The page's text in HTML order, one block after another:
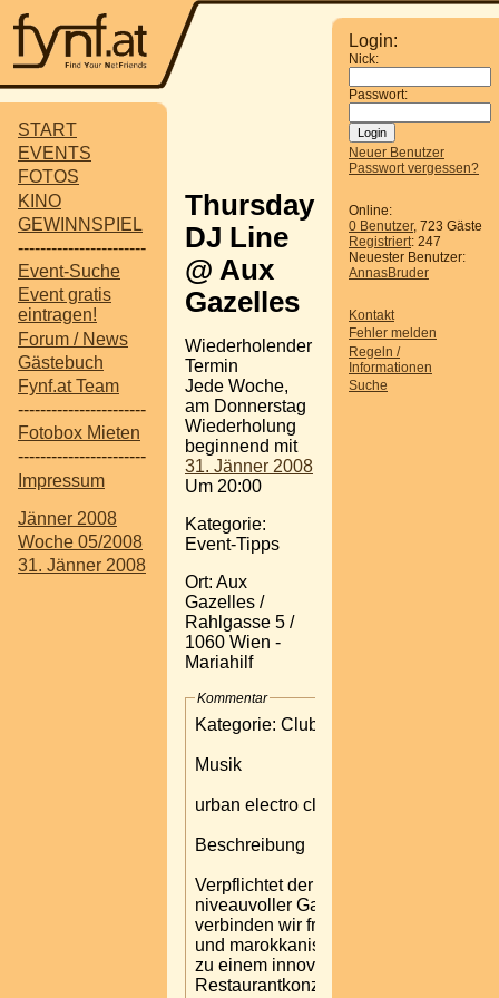
START
EVENTS
FOTOS
KINO
GEWINNSPIEL
-----------------------
Event-Suche
Event gratis
eintragen!
Forum / News
Gästebuch
Fynf.at Team
-----------------------
Fotobox Mieten
-----------------------
Impressum
Jänner 2008
Woche 05/2008
31. Jänner 2008
Login:
Nick:
Passwort:
Neuer Benutzer
Passwort vergessen?
Online:
0 Benutzer, 723 Gäste
Registriert: 247
Neuester Benutzer:
AnnasBruder
Kontakt
Fehler melden
Regeln /
Informationen
Suche
Thursday
DJ Line
@ Aux
Gazelles
Wiederholender
Termin
Jede Woche,
am Donnerstag
Wiederholung
beginnend mit
31. Jänner 2008
Um 20:00
Kategorie:
Event-Tipps
Ort: Aux
Gazelles /
Rahlgasse 5 /
1060 Wien -
Mariahilf
Kommentar
Kategorie: Club
Musik
urban electro clubsound
Beschreibung
Verpflichtet der Tradition
niveauvoller Gastronomie
verbinden wir französische
und marokkanische Einflüsse
zu einem innovativem
Restaurantkonzept.